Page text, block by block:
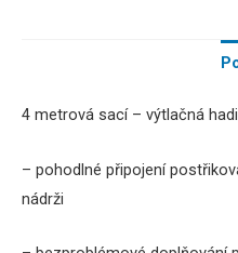
4 metrová sací – výtlačná
– pohodlné připojení
nádrži